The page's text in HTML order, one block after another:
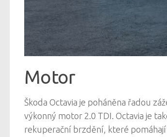
Motor
Škoda Octavia je poháněna řadou
výkonný motor 2.0 TDI. Octavia je
rekuperační brzdění, které pomáhají